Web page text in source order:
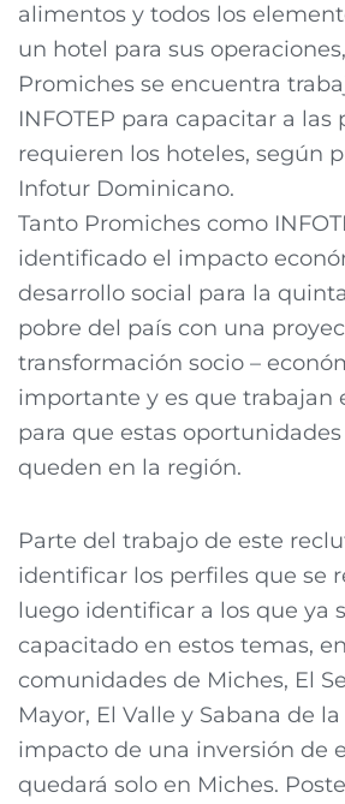
alimentos y todos los
un hotel para sus
Promiches se encuentra
INFOTEP para capacitar a las
requieren los hoteles, según
Infotur Dominicano.
Tanto Promiches como
identificado el impacto
desarrollo social para la
pobre del país con una
transformación socio –
importante y es que trabajan
para que estas
queden en la región.
Parte del trabajo de este
identificar los perfiles que se
luego identificar a los que ya
capacitado en estos temas,
comunidades de Miches, El
Mayor, El Valle y Sabana de
impacto de una inversión de
quedará solo en Miches.